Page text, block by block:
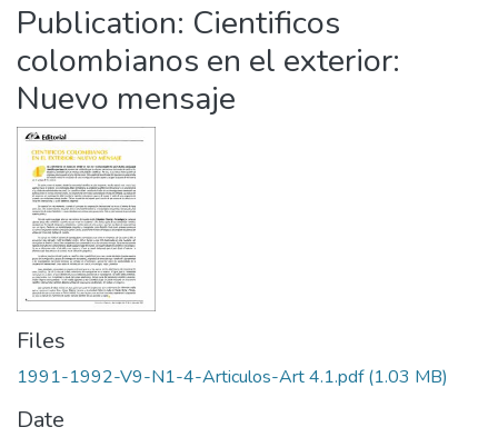
Publication: Cientificos
colombianos en el exterior:
Nuevo mensaje
Files
1991-1992-V9-N1-4-Articulos-Art 4.1.pdf(1.03 MB)
Date